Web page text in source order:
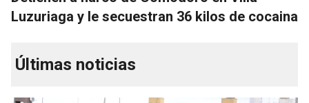
Luzuriaga y le secuestran 36 kilos de cocaina
Últimas noticias